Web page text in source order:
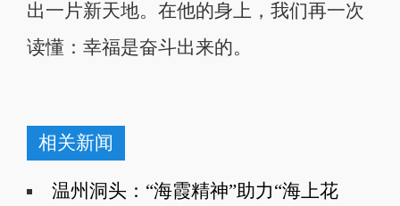
出一片新天地。在他的身上，我们再一次
读懂：幸福是奋斗出来的。
相关新闻
温州洞头：“海霞精神”助力“海上花